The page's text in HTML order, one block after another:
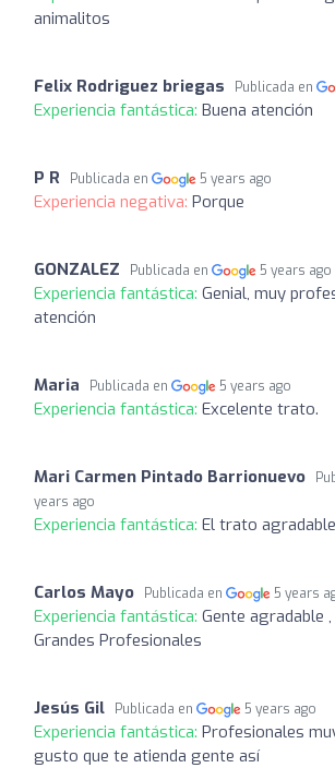
animalitos
Felix Rodriguez briegas Publicada en
Experiencia fantástica: Buena atención
P R Publicada en 5 years ago
Experiencia negativa: Porque
GONZALEZ Publicada en 5 years ago
Experiencia fantástica: Genial, muy
atención
Maria Publicada en 5 years ago
Experiencia fantástica: Excelente trato.
Mari Carmen Pintado Barrionuevo
years ago
Experiencia fantástica: El trato
Carlos Mayo Publicada en 5 years
Experiencia fantástica: Gente agradable
Grandes Profesionales
Jesús Gil Publicada en 5 years ago
Experiencia fantástica: Profesionales
gusto que te atienda gente así